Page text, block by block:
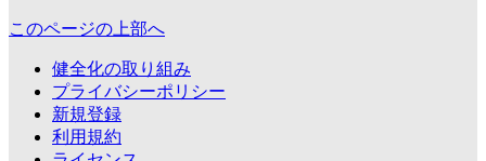
このページの上部へ
健全化の取り組み
プライバシーポリシー
新規登録
利用規約